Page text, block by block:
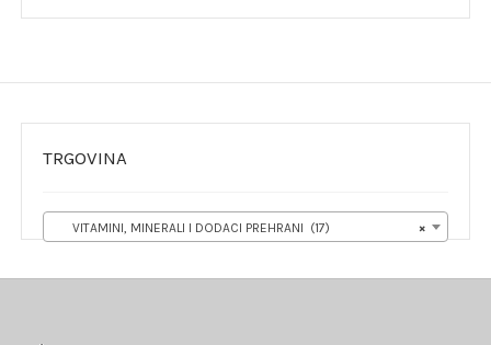
TRGOVINA
×
VITAMINI, MINERALI I DODACI PREHRANI (17)